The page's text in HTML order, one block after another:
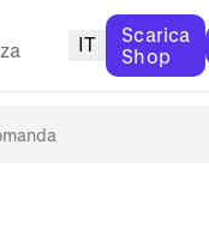
IT
Scarica
Shop